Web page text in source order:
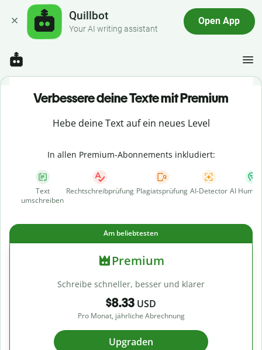
Quillbot
Your AI writing assistant
Open App
Verbessere deine Texte mit Premium
Hebe deine Text auf ein neues Level
In allen Premium-Abonnements inkludiert:
Text
umschreiben
Rechtschreibprüfung Plagiatsprüfung AI-Detector AI
Am beliebtesten
Premium
Schreibe schneller, besser und klarer
$8.33 USD
Pro Monat, jährliche Abrechnung
Upgraden